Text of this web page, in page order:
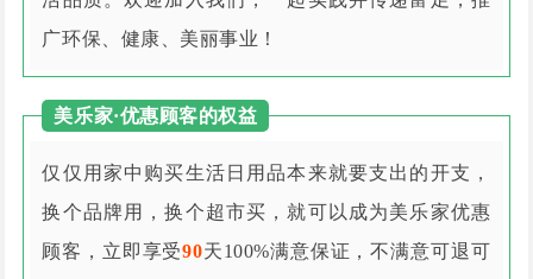
广环保、健康、美丽事业！
美乐家·优惠顾客的权益
仅仅用家中购买生活日用品本来就要支出的开支，
换个品牌用，换个超市买，就可以成为美乐家优惠
顾客，立即享受90天100%满意保证，不满意可退可